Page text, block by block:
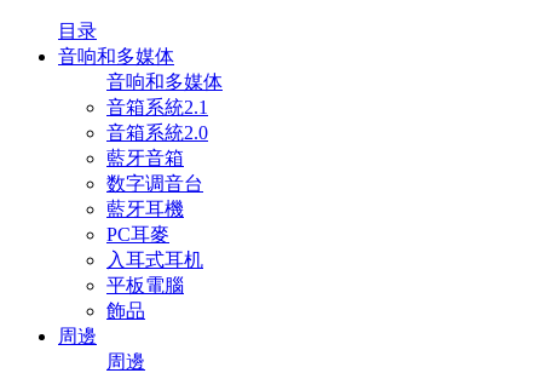
目录
音响和多媒体
音响和多媒体
音箱系統2.1
音箱系統2.0
藍牙音箱
数字调音台
藍牙耳機
PC耳麥
入耳式耳机
平板電腦
飾品
周邊
周邊